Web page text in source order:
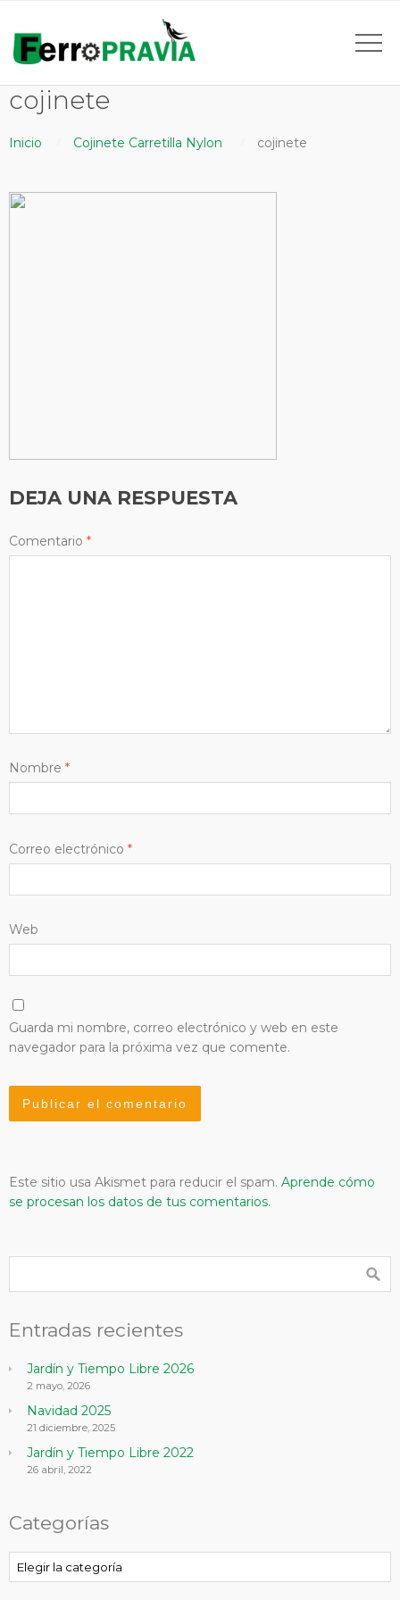
cojinete
Inicio Cojinete Carretilla Nylon cojinete
DEJA UNA RESPUESTA
Comentario *
Nombre *
Correo electrónico *
Web
Guarda mi nombre, correo electrónico y web en este
navegador para la próxima vez que comente.
Este sitio usa Akismet para reducir el spam. Aprende cómo
se procesan los datos de tus comentarios.
Entradas recientes
Jardín y Tiempo Libre 2026
2 mayo, 2026
Navidad 2025
21 diciembre, 2025
Jardín y Tiempo Libre 2022
26 abril, 2022
Categorías
Categorías